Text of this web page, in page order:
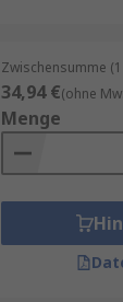
Zwischensumme
34,94 €(ohne
Menge